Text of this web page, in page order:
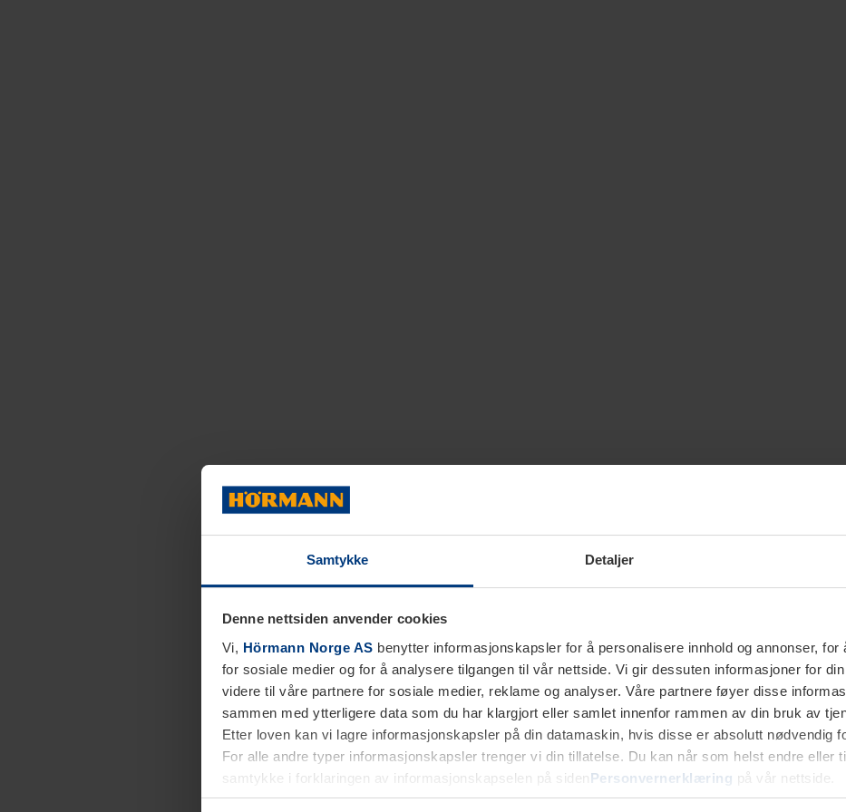
Samtykke Detaljer
Denne nettsiden anvender cookies
Vi, Hörmann Norge AS benytter informasjonskapsler for å personalisere innhold og annonser,
for sosiale medier og for å analysere tilgangen til vår nettside. Vi gir dessuten informasjoner for
videre til våre partnere for sosiale medier, reklame og analyser. Våre partnere føyer disse
sammen med ytterligere data som du har klargjort eller samlet innenfor rammen av din bruk av
Etter loven kan vi lagre informasjonskapsler på din datamaskin, hvis disse er absolutt nødvendig
For alle andre typer informasjonskapsler trenger vi din tillatelse. Du kan når som helst endre eller
samtykke i forklaringen av informasjonskapselen på sidenPersonvernerklæring på vår nettside.